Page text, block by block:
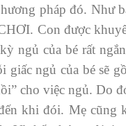
pháp đó. Như
Con được
ngủ của bé rất
ngủ của bé sẽ
cho việc ngủ. Do
khi đói. Mẹ